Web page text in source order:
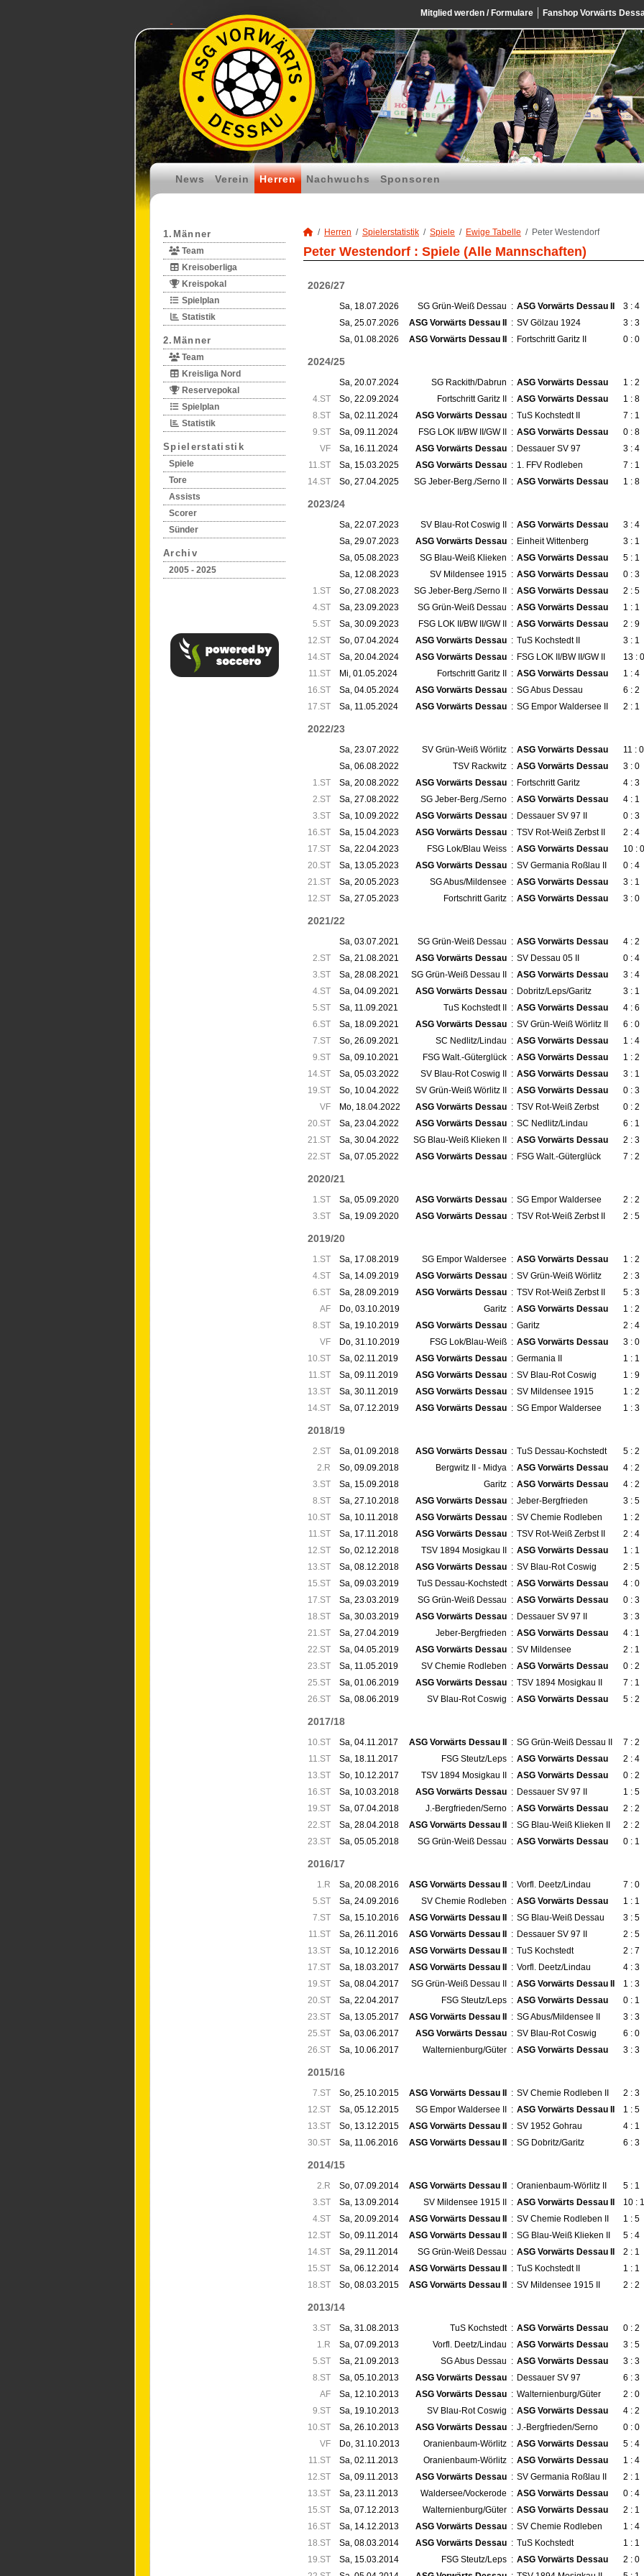
Mitglied werden / Formulare Fanshop Vorwärts
News Verein Herren Nachwuchs Sponsoren
1.Männer
Team
Kreisoberliga
Kreispokal
Spielplan
Statistik
2.Männer
Team
Kreisliga Nord
Reservepokal
Spielplan
Statistik
Spielerstatistik
Spiele
Tore
Assists
Scorer
Sünder
Archiv
2005 - 2025
Herren Spielerstatistik Spiele Ewige Tabelle Peter Westendorf
Peter Westendorf : Spiele (Alle Mannschaften)
2026/27
Sa, 18.07.2026 SG Grün-Weiß Dessau : ASG Vorwärts Dessau II
3 : 4
Sa, 25.07.2026
ASG Vorwärts Dessau II : SV Gölzau 1924
3 : 3
Sa, 01.08.2026
ASG Vorwärts Dessau II : Fortschritt Garitz II 0 : 0
2024/25
Sa, 20.07.2024 SG Rackith/Dabrun : ASG Vorwärts Dessau
1 : 2
4.ST
So, 22.09.2024 Fortschritt Garitz II : ASG Vorwärts Dessau
1 : 8
8.ST
Sa, 02.11.2024 ASG Vorwärts Dessau : TuS Kochstedt II
7 : 1
9.ST
Sa, 09.11.2024 FSG LOK II/BW II/GW II : ASG Vorwärts Dessau
0 : 8
VF
Sa, 16.11.2024 ASG Vorwärts Dessau : Dessauer SV 97
3 : 4
11.ST
Sa, 15.03.2025 ASG Vorwärts Dessau : 1. FFV Rodleben
7 : 1
14.ST
So, 27.04.2025 SG Jeber-Berg./Serno II : ASG Vorwärts Dessau 1 : 8
2023/24
Sa, 22.07.2023 SV Blau-Rot Coswig II : ASG Vorwärts Dessau
3 : 4
Sa, 29.07.2023
ASG Vorwärts Dessau : Einheit Wittenberg
3 : 1
Sa, 05.08.2023
SG Blau-Weiß Klieken : ASG Vorwärts Dessau
5 : 1
Sa, 12.08.2023
SV Mildensee 1915 : ASG Vorwärts Dessau
0 : 3
1.ST
So, 27.08.2023 SG Jeber-Berg./Serno II : ASG Vorwärts Dessau
2 : 5
4.ST
Sa, 23.09.2023 SG Grün-Weiß Dessau : ASG Vorwärts Dessau
1 : 1
5.ST
Sa, 30.09.2023 FSG LOK II/BW II/GW II : ASG Vorwärts Dessau
2 : 9
12.ST
So, 07.04.2024 ASG Vorwärts Dessau : TuS Kochstedt II
3 : 1
14.ST
Sa, 20.04.2024 ASG Vorwärts Dessau : FSG LOK II/BW II/GW II
13 : 0
11.ST
Mi, 01.05.2024 Fortschritt Garitz II : ASG Vorwärts Dessau
1 : 4
16.ST
Sa, 04.05.2024 ASG Vorwärts Dessau : SG Abus Dessau
6 : 2
17.ST
Sa, 11.05.2024 ASG Vorwärts Dessau : SG Empor Waldersee II 2 : 1
2022/23
Sa, 23.07.2022 SV Grün-Weiß Wörlitz : ASG Vorwärts Dessau
11 : 0
Sa, 06.08.2022
TSV Rackwitz : ASG Vorwärts Dessau
3 : 0
1.ST
Sa, 20.08.2022 ASG Vorwärts Dessau : Fortschritt Garitz
4 : 3
2.ST
Sa, 27.08.2022 SG Jeber-Berg./Serno : ASG Vorwärts Dessau
4 : 1
3.ST
Sa, 10.09.2022 ASG Vorwärts Dessau : Dessauer SV 97 II
0 : 3
16.ST
Sa, 15.04.2023 ASG Vorwärts Dessau : TSV Rot-Weiß Zerbst II
2 : 4
17.ST
Sa, 22.04.2023 FSG Lok/Blau Weiss : ASG Vorwärts Dessau
10 : 0
20.ST
Sa, 13.05.2023 ASG Vorwärts Dessau : SV Germania Roßlau II
0 : 4
21.ST
Sa, 20.05.2023 SG Abus/Mildensee : ASG Vorwärts Dessau
3 : 1
12.ST
Sa, 27.05.2023 Fortschritt Garitz : ASG Vorwärts Dessau 3 : 0
2021/22
Sa, 03.07.2021 SG Grün-Weiß Dessau : ASG Vorwärts Dessau
4 : 2
2.ST
Sa, 21.08.2021 ASG Vorwärts Dessau : SV Dessau 05 II
0 : 4
3.ST
Sa, 28.08.2021 SG Grün-Weiß Dessau II : ASG Vorwärts Dessau
3 : 4
4.ST
Sa, 04.09.2021 ASG Vorwärts Dessau : Dobritz/Leps/Garitz
3 : 1
5.ST
Sa, 11.09.2021 TuS Kochstedt II : ASG Vorwärts Dessau
4 : 6
6.ST
Sa, 18.09.2021 ASG Vorwärts Dessau : SV Grün-Weiß Wörlitz II
6 : 0
7.ST
So, 26.09.2021 SC Nedlitz/Lindau : ASG Vorwärts Dessau
1 : 4
9.ST
Sa, 09.10.2021 FSG Walt.-Güterglück : ASG Vorwärts Dessau
1 : 2
14.ST
Sa, 05.03.2022 SV Blau-Rot Coswig II : ASG Vorwärts Dessau
3 : 1
19.ST
So, 10.04.2022 SV Grün-Weiß Wörlitz II : ASG Vorwärts Dessau
0 : 3
VF
Mo, 18.04.2022 ASG Vorwärts Dessau : TSV Rot-Weiß Zerbst
0 : 2
20.ST
Sa, 23.04.2022 ASG Vorwärts Dessau : SC Nedlitz/Lindau
6 : 1
21.ST
Sa, 30.04.2022 SG Blau-Weiß Klieken II : ASG Vorwärts Dessau
2 : 3
22.ST
Sa, 07.05.2022 ASG Vorwärts Dessau : FSG Walt.-Güterglück 7 : 2
2020/21
1.ST Sa, 05.09.2020 ASG Vorwärts Dessau : SG Empor Waldersee
2 : 2
3.ST
Sa, 19.09.2020 ASG Vorwärts Dessau : TSV Rot-Weiß Zerbst II 2 : 5
2019/20
1.ST Sa, 17.08.2019 SG Empor Waldersee : ASG Vorwärts Dessau
1 : 2
4.ST
Sa, 14.09.2019 ASG Vorwärts Dessau : SV Grün-Weiß Wörlitz
2 : 3
6.ST
Sa, 28.09.2019 ASG Vorwärts Dessau : TSV Rot-Weiß Zerbst II
5 : 3
AF
Do, 03.10.2019 Garitz : ASG Vorwärts Dessau
1 : 2
8.ST
Sa, 19.10.2019 ASG Vorwärts Dessau : Garitz
2 : 4
VF
Do, 31.10.2019 FSG Lok/Blau-Weiß : ASG Vorwärts Dessau
3 : 0
10.ST
Sa, 02.11.2019 ASG Vorwärts Dessau : Germania II
1 : 1
11.ST
Sa, 09.11.2019 ASG Vorwärts Dessau : SV Blau-Rot Coswig
1 : 9
13.ST
Sa, 30.11.2019 ASG Vorwärts Dessau : SV Mildensee 1915
1 : 2
14.ST
Sa, 07.12.2019 ASG Vorwärts Dessau : SG Empor Waldersee 1 : 3
2018/19
2.ST Sa, 01.09.2018 ASG Vorwärts Dessau : TuS Dessau-Kochstedt
5 : 2
2.R
So, 09.09.2018 Bergwitz II - Midya : ASG Vorwärts Dessau
4 : 2
3.ST
Sa, 15.09.2018 Garitz : ASG Vorwärts Dessau
4 : 2
8.ST
Sa, 27.10.2018 ASG Vorwärts Dessau : Jeber-Bergfrieden
3 : 5
10.ST
Sa, 10.11.2018 ASG Vorwärts Dessau : SV Chemie Rodleben
1 : 2
11.ST
Sa, 17.11.2018 ASG Vorwärts Dessau : TSV Rot-Weiß Zerbst II
2 : 4
12.ST
So, 02.12.2018 TSV 1894 Mosigkau II : ASG Vorwärts Dessau
1 : 1
13.ST
Sa, 08.12.2018 ASG Vorwärts Dessau : SV Blau-Rot Coswig
2 : 5
15.ST
Sa, 09.03.2019 TuS Dessau-Kochstedt : ASG Vorwärts Dessau
4 : 0
17.ST
Sa, 23.03.2019 SG Grün-Weiß Dessau : ASG Vorwärts Dessau
0 : 3
18.ST
Sa, 30.03.2019 ASG Vorwärts Dessau : Dessauer SV 97 II
3 : 3
21.ST
Sa, 27.04.2019 Jeber-Bergfrieden : ASG Vorwärts Dessau
4 : 1
22.ST
Sa, 04.05.2019 ASG Vorwärts Dessau : SV Mildensee
2 : 1
23.ST
Sa, 11.05.2019 SV Chemie Rodleben : ASG Vorwärts Dessau
0 : 2
25.ST
Sa, 01.06.2019 ASG Vorwärts Dessau : TSV 1894 Mosigkau II
7 : 1
26.ST
Sa, 08.06.2019 SV Blau-Rot Coswig : ASG Vorwärts Dessau 5 : 2
2017/18
10.ST Sa, 04.11.2017 ASG Vorwärts Dessau II : SG Grün-Weiß Dessau II
7 : 2
11.ST
Sa, 18.11.2017 FSG Steutz/Leps : ASG Vorwärts Dessau
2 : 4
13.ST
So, 10.12.2017 TSV 1894 Mosigkau II : ASG Vorwärts Dessau
0 : 2
16.ST
Sa, 10.03.2018 ASG Vorwärts Dessau : Dessauer SV 97 II
1 : 5
19.ST
Sa, 07.04.2018 J.-Bergfrieden/Serno : ASG Vorwärts Dessau
2 : 2
22.ST
Sa, 28.04.2018 ASG Vorwärts Dessau II : SG Blau-Weiß Klieken II
2 : 2
23.ST
Sa, 05.05.2018 SG Grün-Weiß Dessau : ASG Vorwärts Dessau 0 : 1
2016/17
1.R Sa, 20.08.2016 ASG Vorwärts Dessau II : Vorfl. Deetz/Lindau
7 : 0
5.ST
Sa, 24.09.2016 SV Chemie Rodleben : ASG Vorwärts Dessau
1 : 1
7.ST
Sa, 15.10.2016 ASG Vorwärts Dessau II : SG Blau-Weiß Dessau
3 : 5
11.ST
Sa, 26.11.2016 ASG Vorwärts Dessau II : Dessauer SV 97 II
2 : 5
13.ST
Sa, 10.12.2016 ASG Vorwärts Dessau II : TuS Kochstedt
2 : 7
17.ST
Sa, 18.03.2017 ASG Vorwärts Dessau II : Vorfl. Deetz/Lindau
4 : 3
19.ST
Sa, 08.04.2017 SG Grün-Weiß Dessau II : ASG Vorwärts Dessau II
1 : 3
20.ST
Sa, 22.04.2017 FSG Steutz/Leps : ASG Vorwärts Dessau
0 : 1
23.ST
Sa, 13.05.2017 ASG Vorwärts Dessau II : SG Abus/Mildensee II
3 : 3
25.ST
Sa, 03.06.2017 ASG Vorwärts Dessau : SV Blau-Rot Coswig
6 : 0
26.ST
Sa, 10.06.2017 Walternienburg/Güter : ASG Vorwärts Dessau 3 : 3
2015/16
7.ST So, 25.10.2015 ASG Vorwärts Dessau II : SV Chemie Rodleben II
2 : 3
12.ST
Sa, 05.12.2015 SG Empor Waldersee II : ASG Vorwärts Dessau II
1 : 5
13.ST
So, 13.12.2015 ASG Vorwärts Dessau II : SV 1952 Gohrau
4 : 1
30.ST
Sa, 11.06.2016 ASG Vorwärts Dessau II : SG Dobritz/Garitz 6 : 3
2014/15
2.R So, 07.09.2014 ASG Vorwärts Dessau II : Oranienbaum-Wörlitz II
5 : 1
3.ST
Sa, 13.09.2014 SV Mildensee 1915 II : ASG Vorwärts Dessau II
10 : 1
4.ST
Sa, 20.09.2014 ASG Vorwärts Dessau II : SV Chemie Rodleben II
1 : 5
12.ST
So, 09.11.2014 ASG Vorwärts Dessau II : SG Blau-Weiß Klieken II
5 : 4
14.ST
Sa, 29.11.2014 SG Grün-Weiß Dessau : ASG Vorwärts Dessau II
2 : 1
15.ST
Sa, 06.12.2014 ASG Vorwärts Dessau II : TuS Kochstedt II
1 : 1
18.ST
So, 08.03.2015 ASG Vorwärts Dessau II : SV Mildensee 1915 II 2 : 2
2013/14
3.ST Sa, 31.08.2013 TuS Kochstedt : ASG Vorwärts Dessau
0 : 2
1.R
Sa, 07.09.2013 Vorfl. Deetz/Lindau : ASG Vorwärts Dessau
3 : 5
5.ST
Sa, 21.09.2013 SG Abus Dessau : ASG Vorwärts Dessau
3 : 3
8.ST
Sa, 05.10.2013 ASG Vorwärts Dessau : Dessauer SV 97
6 : 3
AF
Sa, 12.10.2013 ASG Vorwärts Dessau : Walternienburg/Güter
2 : 0
9.ST
Sa, 19.10.2013 SV Blau-Rot Coswig : ASG Vorwärts Dessau
4 : 2
10.ST
Sa, 26.10.2013 ASG Vorwärts Dessau : J.-Bergfrieden/Serno
0 : 0
VF
Do, 31.10.2013 Oranienbaum-Wörlitz : ASG Vorwärts Dessau
5 : 4
11.ST
Sa, 02.11.2013 Oranienbaum-Wörlitz : ASG Vorwärts Dessau
1 : 4
12.ST
Sa, 09.11.2013 ASG Vorwärts Dessau : SV Germania Roßlau II
2 : 1
13.ST
Sa, 23.11.2013 Waldersee/Vockerode : ASG Vorwärts Dessau
0 : 4
15.ST
Sa, 07.12.2013 Walternienburg/Güter : ASG Vorwärts Dessau
2 : 1
16.ST
Sa, 14.12.2013 ASG Vorwärts Dessau : SV Chemie Rodleben
1 : 4
18.ST
Sa, 08.03.2014 ASG Vorwärts Dessau : TuS Kochstedt
1 : 1
19.ST
Sa, 15.03.2014 FSG Steutz/Leps : ASG Vorwärts Dessau
2 : 0